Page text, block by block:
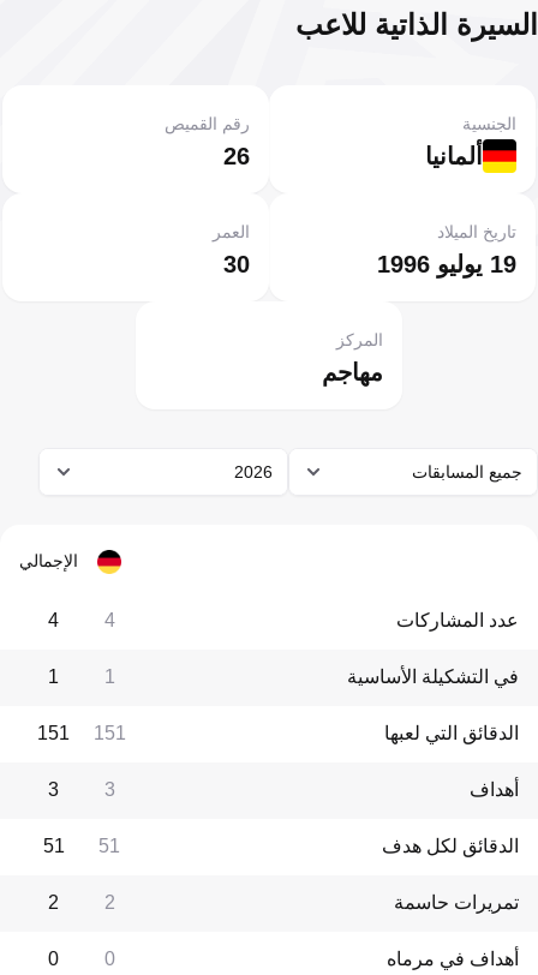
السيرة الذاتية للاعب
ألمانيا
الجنسية
26
رقم القميص
19 يوليو 1996
تاريخ الميلاد
30
العمر
مهاجم
المركز
جميع المسابقات 2026
الإجمالي
عدد المشاركات 4
4
في التشكيلة الأساسية 1
1
الدقائق التي لعبها 151
151
أهداف 3
3
الدقائق لكل هدف 51
51
تمريرات حاسمة 2
2
أهداف في مرماه 0
0